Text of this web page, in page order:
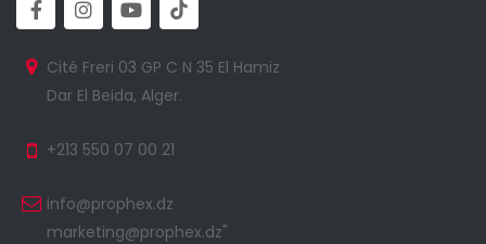
Cité Freri 03 GP C N 35 El Hamiz
Dar El Beida, Alger.
+213 550 07 00 21
info@prophex.dz
marketing@prophex.dz"